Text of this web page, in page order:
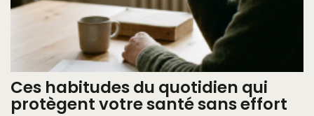
Ces habitudes du quotidien qui
protègent votre santé sans effort